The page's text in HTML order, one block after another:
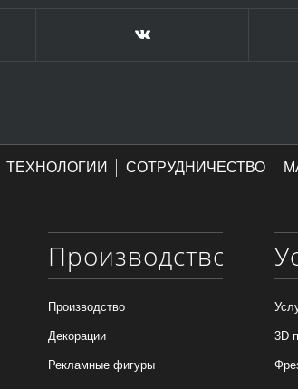
ТЕХНОЛОГИИ СОТРУДНИЧЕСТВО
Производство
Производство
Декорации
Рекламные фигуры
3D